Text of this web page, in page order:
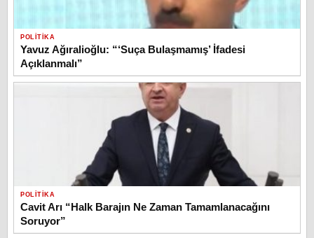
POLITIKA
Yavuz Ağıralioğlu: “‘Suça Bulaşmamış’ İfadesi
Açıklanmalı”
POLITIKA
Cavit Arı “Halk Barajın Ne Zaman Tamamlanacağını
Soruyor”